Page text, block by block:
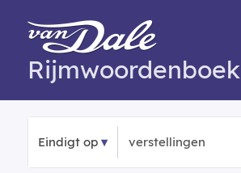
Rijmwoordenboek
Eindigt op